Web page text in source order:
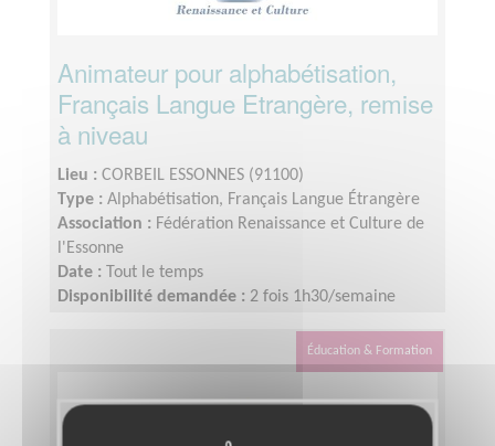
Animateur pour alphabétisation,
Français Langue Etrangère, remise
à niveau
Lieu : CORBEIL ESSONNES (91100)
Type : Alphabétisation, Français Langue Étrangère
Association : Fédération Renaissance et Culture de
l'Essonne
Date :
Tout le temps
Disponibilité demandée : 2 fois 1h30/semaine
Éducation & Formation